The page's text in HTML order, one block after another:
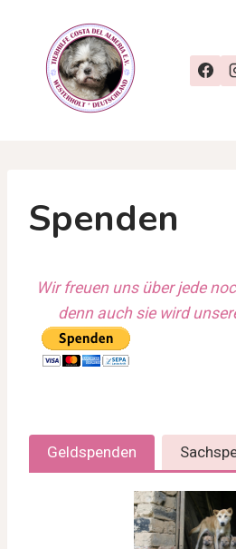
springen
Spenden
Wir freuen uns über jede
denn auch sie wird
Geldspenden